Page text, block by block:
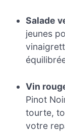
Salade
jeunes
Vin
Pinot
tourte,
votre